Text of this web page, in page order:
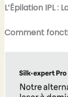
L’Épilation IPL :
Comment